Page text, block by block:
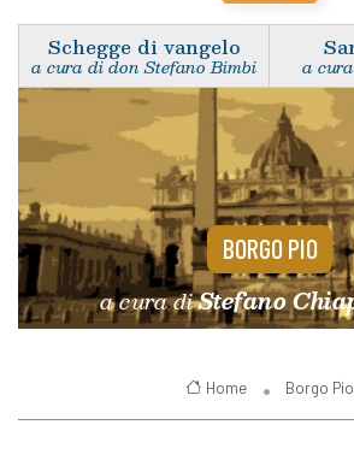
Schegge di vangelo
a cura di don Stefano Bimbi a
BORGO PIO
a cura diStefano
Home Borgo Pio